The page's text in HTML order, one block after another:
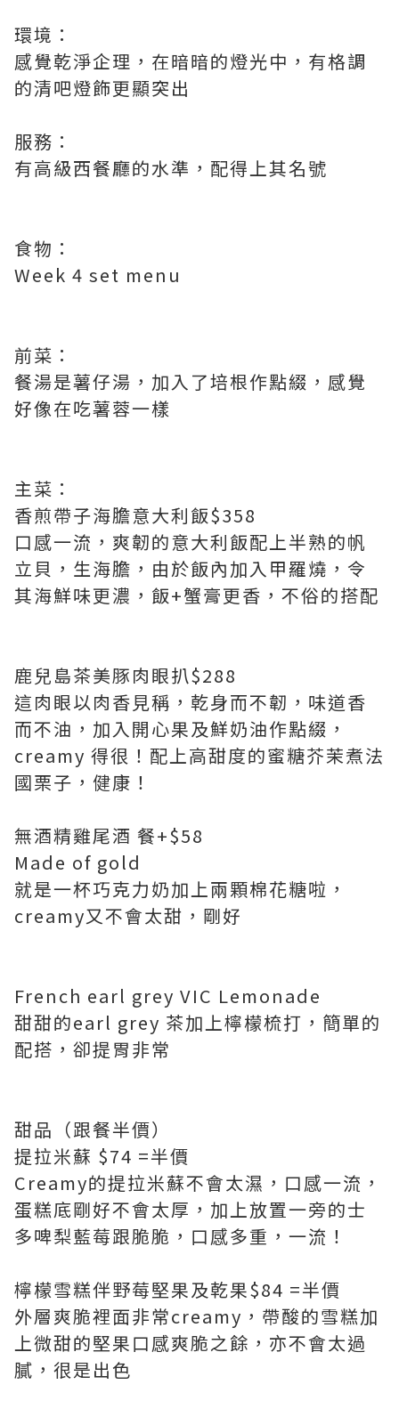
環境：
感覺乾淨企理，在暗暗的燈光中，有格調
的清吧燈飾更顯突出
服務：
有高級西餐廳的水準，配得上其名號
食物：
Week 4 set menu
前菜：
餐湯是薯仔湯，加入了培根作點綴，感覺
好像在吃薯蓉一樣
主菜：
香煎帶子海膽意大利飯$358
口感一流，爽韌的意大利飯配上半熟的帆
立貝，生海膽，由於飯內加入甲羅燒，令
其海鮮味更濃，飯+蟹膏更香，不俗的搭配
鹿兒島茶美豚肉眼扒$288
這肉眼以肉香見稱，乾身而不韌，味道香
而不油，加入開心果及鮮奶油作點綴，
creamy 得很！配上高甜度的蜜糖芥茉煮法
國栗子，健康！
無酒精雞尾酒 餐+$58
Made of gold
就是一杯巧克力奶加上兩顆棉花糖啦，
creamy又不會太甜，剛好
French earl grey VIC Lemonade
甜甜的earl grey 茶加上檸檬梳打，簡單的
配搭，卻提胃非常
甜品（跟餐半價）
提拉米蘇 $74 =半價
Creamy的提拉米蘇不會太濕，口感一流，
蛋糕底剛好不會太厚，加上放置一旁的士
多啤梨藍莓跟脆脆，口感多重，一流！
檸檬雪糕伴野莓堅果及乾果$84 =半價
外層爽脆裡面非常creamy，帶酸的雪糕加
上微甜的堅果口感爽脆之餘，亦不會太過
膩，很是出色